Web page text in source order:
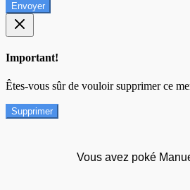
Envoyer
Important!
Êtes-vous sûr de vouloir supprimer ce
Supprimer
Vous avez poké